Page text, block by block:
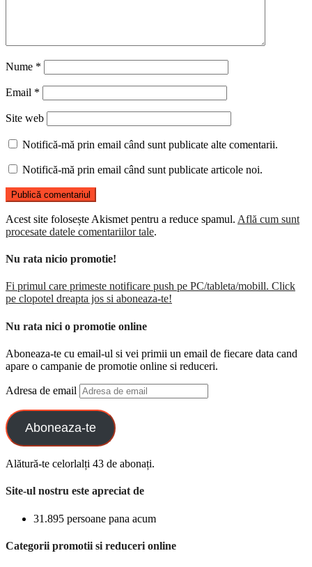
Nume *
Email *
Site web
Notifică-mă prin email când sunt publicate alte comentarii.
Notifică-mă prin email când sunt publicate articole noi.
Acest site folosește Akismet pentru a reduce spamul. Află cum sunt
procesate datele comentariilor tale.
Nu rata nicio promotie!
Fi primul care primeste notificare push pe PC/tableta/mobill. Click
pe clopotel dreapta jos si aboneaza-te!
Nu rata nici o promotie online
Aboneaza-te cu email-ul si vei primii un email de fiecare data cand
apare o campanie de promotie online si reduceri.
Adresa de email
Aboneaza-te
Alătură-te celorlalți 43 de abonați.
Site-ul nostru este apreciat de
31.895 persoane pana acum
Categorii promotii si reduceri online